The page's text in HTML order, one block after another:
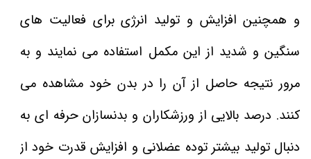
و همچنین افزایش و تولید انرژی برای فعالیت های
سنگین و شدید از این مکمل استفاده می نمایند و به
مرور نتیجه حاصل از آن را در بدن خود مشاهده می
کنند. درصد بالایی از ورزشکاران و بدنسازان حرفه ای به
دنبال تولید بیشتر توده عضلانی و افزایش قدرت خود از